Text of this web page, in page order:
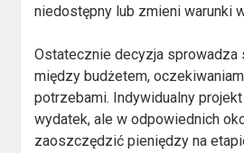
niedostępny lub zmieni warunki
Ostatecznie decyzja sprowadza
między budżetem,
potrzebami. Indywidualny
wydatek, ale w odpowiednich
zaoszczędzić pieniędzy na